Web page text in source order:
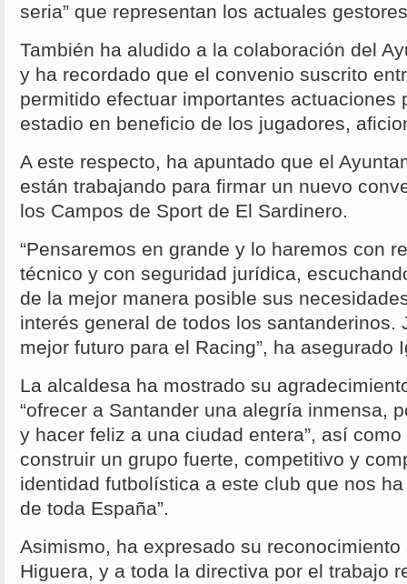
seria” que representan los actuales
También ha aludido a la colaboración del
y ha recordado que el convenio suscrito
permitido efectuar importantes actuaciones
estadio en beneficio de los jugadores,
A este respecto, ha apuntado que el
están trabajando para firmar un nuevo
los Campos de Sport de El Sardinero.
“Pensaremos en grande y lo haremos con
técnico y con seguridad jurídica,
de la mejor manera posible sus
interés general de todos los santanderinos.
mejor futuro para el Racing”, ha asegurado
La alcaldesa ha mostrado su
“ofrecer a Santander una alegría inmensa,
y hacer feliz a una ciudad entera”, así
construir un grupo fuerte, competitivo y
identidad futbolística a este club que nos
de toda España”.
Asimismo, ha expresado su
Higuera, y a toda la directiva por el trabajo